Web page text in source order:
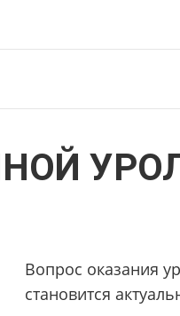
Вопрос оказания
становится